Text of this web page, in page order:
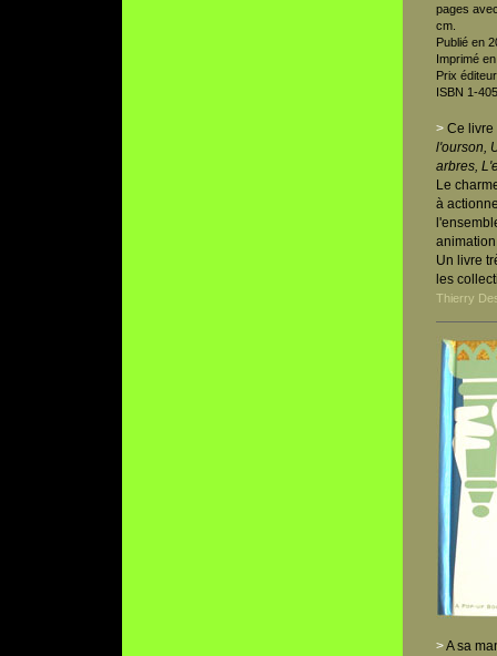
pages
cm.
Publié en
Imprimé
Prix
ISBN 1-
> Ce livre
l'ourson,
arbres,
Le
à
Un livre
les
Thierry
>A sa